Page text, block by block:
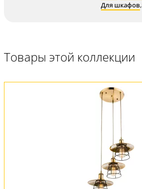
Для шкафов,
Товары этой коллекции